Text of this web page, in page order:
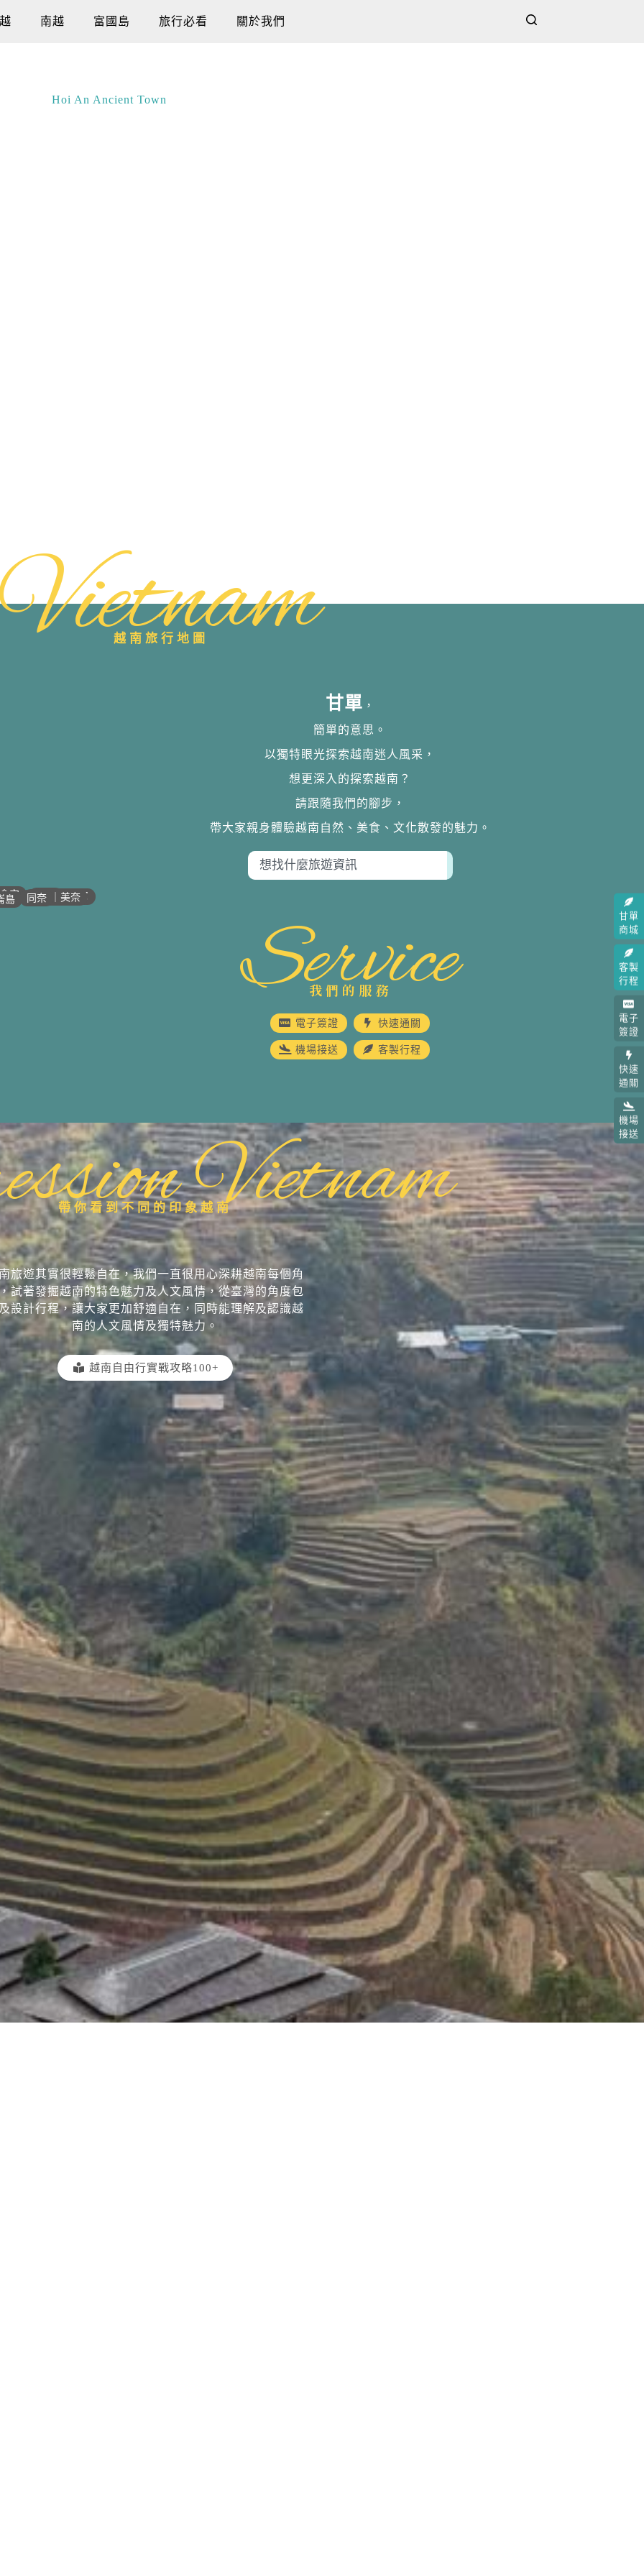
南越 富國島 旅行必看 關於我們
甘單
商城
客製
行程
電子
簽證
快速
通關
機場
接送
Hoi An Ancient Town
Vietnam
越南旅行地圖
會安
• 歸仁
• 芽莊｜潘郎
• 潘切｜美奈
同奈
島
甘單 ，
簡單的意思。
以獨特眼光探索越南迷人風采，
想更深入的探索越南？
請跟隨我們的腳步，
帶大家親身體驗越南自然、美食、文化散發的魅力。
Service
我們的服務
電子簽證 快速通關
機場接送 客製行程
Vietnam
帶你看到不同的印象越南
旅遊其實很輕鬆自在，我們一直很用心深耕越南每個角
試著發掘越南的特色魅力及人文風情，從臺灣的角度包
設計行程，讓大家更加舒適自在，同時能理解及認識越
南的人文風情及獨特魅力。
越南自由行實戰攻略100+